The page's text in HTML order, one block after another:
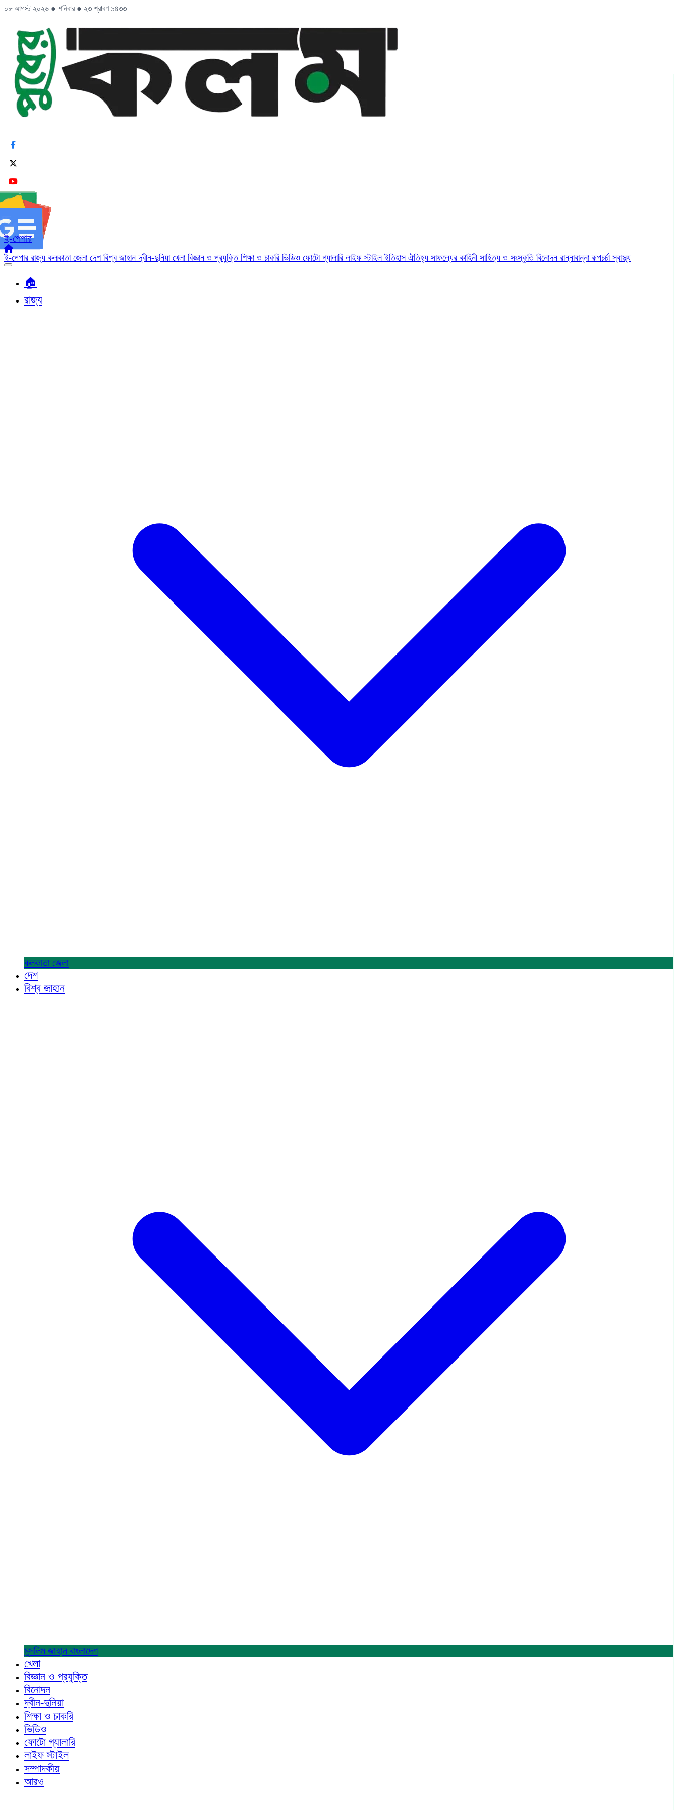
০৮ আগস্ট ২০২৬ ● শনিবার ● ২৩ শ্রাবণ ১৪৩৩
ই-পেপার
ই-পেপার রাজ্য কলকাতা জেলা দেশ বিশ্ব জাহানদ্বীন-দুনিয়া খেলা বিজ্ঞান ও প্রযুক্তি শিক্ষা ও চাকরি ভিডিও ফোটো গ্যালারি লাইফ স্টাইলইতিহাস ঐতিহ্য সাফল্যের কাহিনী সাহিত্য ও সংস্কৃতি বিনোদন রান্নাবান্নারূপচর্চাস্বাস্থ্য
🏠︎
রাজ্য
কলকাতা জেলা
দেশ
বিশ্ব জাহান
মুসলিম জাহান বাংলাদেশ
খেলা
বিজ্ঞান ও প্রযুক্তি
বিনোদন
দ্বীন-দুনিয়া
শিক্ষা ও চাকরি
ভিডিও
ফোটো গ্যালারি
লাইফ স্টাইল
সম্পাদকীয়
আরও